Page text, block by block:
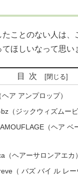
ことのない人は、
てほしいなって思い
目次
ア アンプロップ）
（ジックウィズムービ
（ヘア ベ
（ヘアーサロンアエカ）
（ バズ バイ ル レー